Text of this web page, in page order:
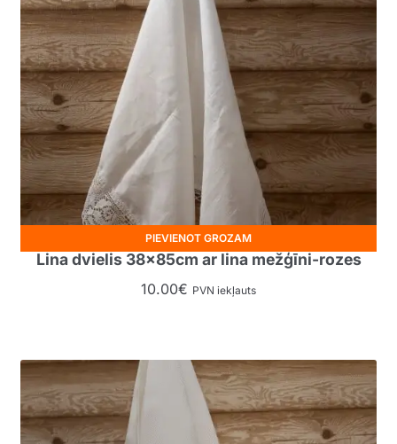
Lina dvielis 38x85cm ar lina mežģīni-rozes
10.00€ PVN iekļauts
PIEVIENOT GROZAM